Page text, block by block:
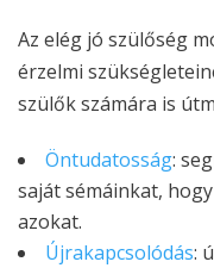
Az elég jó szülőség
érzelmi
szülők számára is
Öntudatosság:
saját sémáinkat,
azokat.
Újrakapcsolódás: